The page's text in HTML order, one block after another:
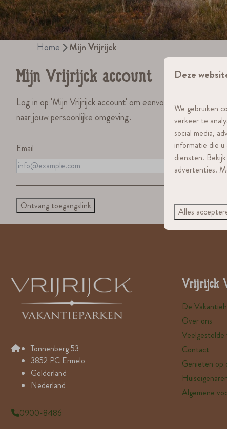
Home Mijn Vrijrijck
Mijn Vrijrijck account
Log in op 'Mijn Vrijrijck account' om eenvoudig je
naar jouw persoonlijke omgeving.
Email
Ontvang toegangslink
Tonnenberg 53
3852 PC Ermelo
Gelderland
Nederland
0900-8486
Vrijrijck
De
Over ons
Veelgestelde
Contact
Genieten op
Algemene
Deze
We gebruiken
verkeer te
social media,
informatie die
diensten.
advertenties.
Alles